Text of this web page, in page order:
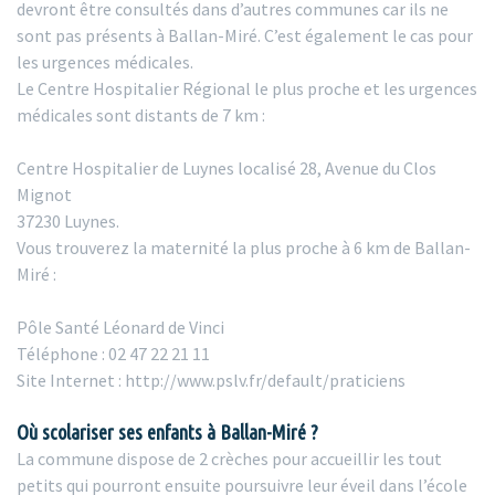
devront être consultés dans d’autres communes car ils ne
sont pas présents à Ballan-Miré. C’est également le cas pour
les urgences médicales.
Le Centre Hospitalier Régional le plus proche et les urgences
médicales sont distants de 7 km :
Centre Hospitalier de Luynes localisé 28, Avenue du Clos
Mignot
37230 Luynes.
Vous trouverez la maternité la plus proche à 6 km de Ballan-
Miré :
Pôle Santé Léonard de Vinci
Téléphone : 02 47 22 21 11
Site Internet : http://www.pslv.fr/default/praticiens
Où scolariser ses enfants à Ballan-Miré ?
La commune dispose de 2 crèches pour accueillir les tout
petits qui pourront ensuite poursuivre leur éveil dans l’école